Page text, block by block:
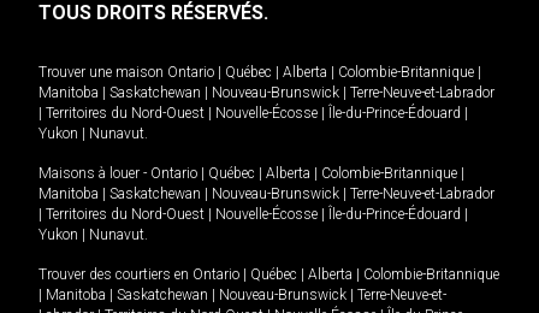
TOUS DROITS RÉSERVÉS.
Trouver une maison Ontario Québec Alberta Colombie-Britannique
Manitoba
Saskatchewan Nouveau-Brunswick
Terre-Neuve-et-Labrador
Territoires du Nord-Ouest Nouvelle-Écosse Île-du-Prince-Édouard
Yukon
Nunavut.
Maisons à louer - Ontario Québec Alberta Colombie-Britannique
Manitoba
Saskatchewan Nouveau-Brunswick
Terre-Neuve-et-Labrador
Territoires du Nord-Ouest Nouvelle-Écosse Île-du-Prince-Édouard
Yukon
Nunavut.
Trouver des courtiers en Ontario Québec Alberta
Colombie-Britannique
Manitoba Saskatchewan Nouveau-Brunswick
Terre-Neuve-et-